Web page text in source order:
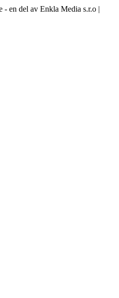
en del av Enkla Media s.r.o |